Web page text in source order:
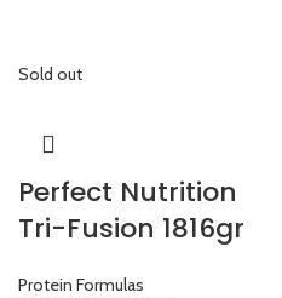
Sold out
Perfect Nutrition
Tri-Fusion 1816gr
Protein Formulas